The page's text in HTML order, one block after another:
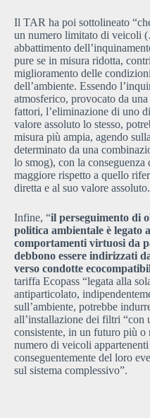
Il TAR ha poi sottolineato
un numero limitato di veicoli
abbattimento
pure se in misura ridotta,
miglioramento delle
dell’ambiente. Essendo
atmosferico, provocato da
fattori, l’eliminazione di uno
valore assoluto lo stesso,
misura più ampia, agendo
determinato da una
lo smog), con la
maggiore rispetto a quello
diretta e al suo valore
Infine, “il perseguimento di
politica ambientale è legato
comportamenti virtuosi da
debbono essere indirizzati
verso condotte
tariffa Ecopass “legata alla
antiparticolato,
sull’ambiente, potrebbe
all’installazione dei filtri “con
consistente, in un futuro più o
numero di veicoli appartenenti
conseguentemente del loro
sul sistema complessivo”.